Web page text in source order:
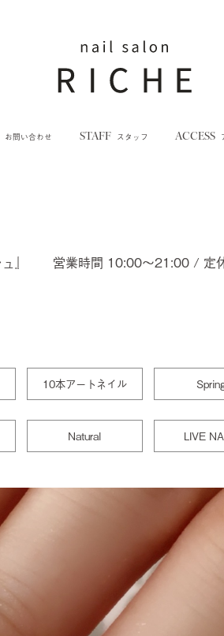
お問い合わせ STAFF スタッフ ACCESS
』 営業時間 10:00～21:00 / 定
10本アートネイル
Natural LIVE